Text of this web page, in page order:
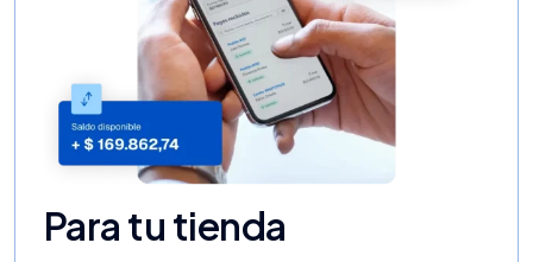
Para tu tienda